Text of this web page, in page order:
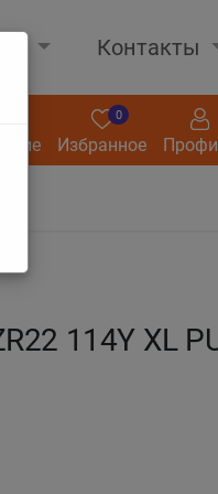
Контакты
Избранное
0
114Y XL